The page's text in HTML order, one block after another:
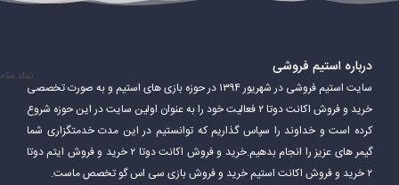
درباره استیم فروشی
سایت استیم فروشی در شهریور ۱۳۹۴ در حوزه بازی های استیم و به صورت تخصصی
خرید و فروش اکانت دوتا ۲ فعالیت خود را به عنوان اولین سایت در این حوزه شروع
کرده است و خداوند را سپاس گذاریم که توانستیم در این مدت خدمتگزاری شما
گیمر های عزیز را انجام بدهیم.خرید و فروش اکانت دوتا ۲ خرید و فروش ایتم دوتا
۲ خرید و فروش اکانت استیم خرید و فروش بازی سی اس گو تخصص ماست.
نماد